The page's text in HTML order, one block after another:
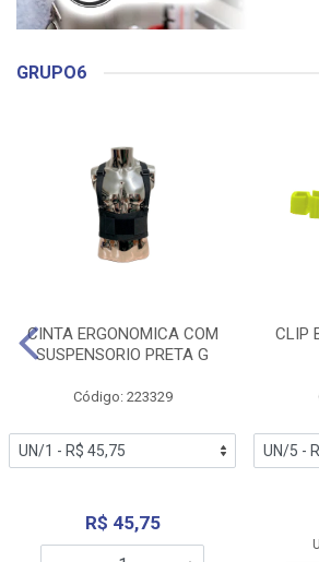
GRUPO6
CINTA ERGONOMICA COM
SUSPENSORIO PRETA G
Código: 223329
R$ 45,75
CLIP